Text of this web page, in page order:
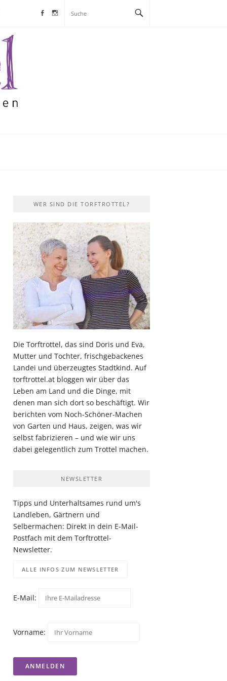
Facebook
Instagram
WER SIND DIE TORFTROTTEL?
Die Torftrottel, das sind Doris und Eva,
Mutter und Tochter, frischgebackenes
Landei und überzeugtes Stadtkind. Auf
torftrottel.at bloggen wir über das
Leben am Land und die Dinge, mit
denen man sich dort so beschäftigt. Wir
berichten vom Noch-Schöner-Machen
von Garten und Haus, zeigen, was wir
selbst fabrizieren – und wie wir uns
dabei gelegentlich zum Trottel machen.
NEWSLETTER
Tipps und Unterhaltsames rund um's
Landleben, Gärtnern und
Selbermachen: Direkt in dein E-Mail-
Postfach mit dem Torftrottel-
Newsletter.
ALLE INFOS ZUM NEWSLETTER
E-Mail:
Vorname: